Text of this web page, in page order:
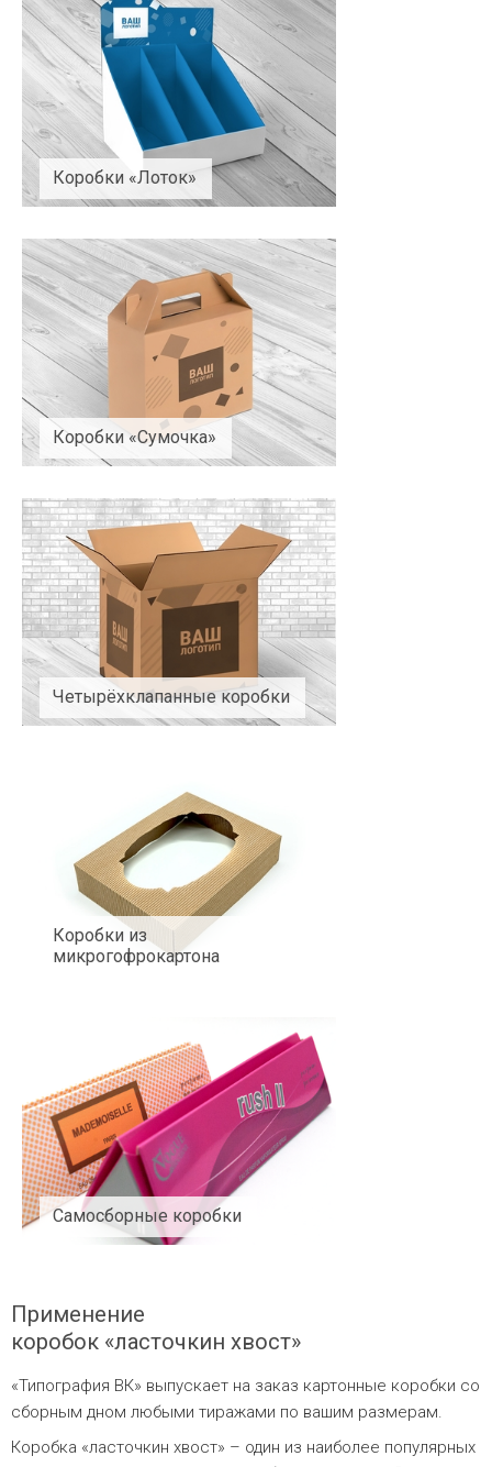
Коробки «Лоток»
Коробки «Сумочка»
Четырёхклапанные коробки
Коробки из
микрогофрокартона
Самосборные коробки
Применение
коробок «ласточкин хвост»
«Типография ВК» выпускает на заказ картонные коробки со
сборным дном любыми тиражами по вашим размерам.
Коробка «ласточкин хвост» – один из наиболее популярных